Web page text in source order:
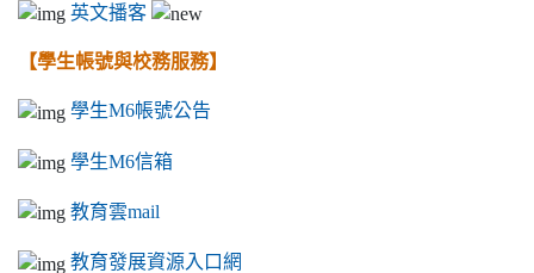
英文播客
【學生帳號與校務服務】
學生M6帳號公告
學生M6信箱
教育雲mail
教育發展資源入口網